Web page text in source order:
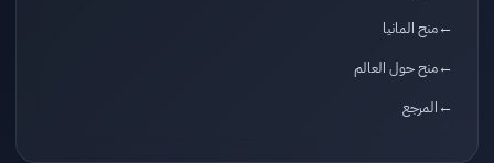
منح المانيا
منح حول العالم
المرجع